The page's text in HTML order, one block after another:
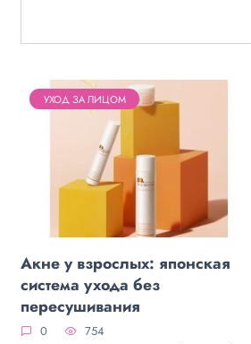
УХОД ЗА ЛИЦОМ
Акне у взрослых: японская
система ухода без
пересушивания
0 754